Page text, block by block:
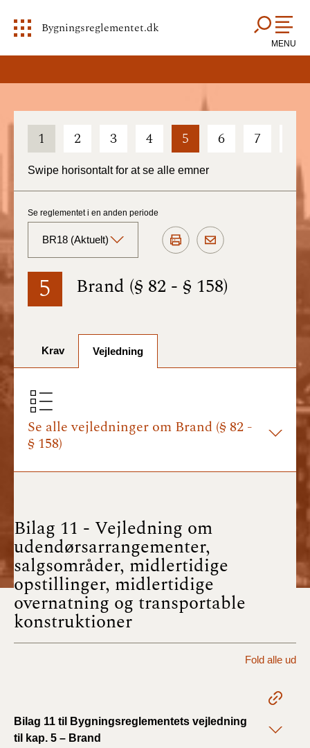
Bygningsreglementet.dk
MENU
1 2 3 4 5 6 7
Swipe horisontalt for at se alle emner
5 Brand (§ 82 - § 158)
Se reglementet i en anden periode
BR18 (Aktuelt)
BR18 (Aktuelt)
BR18 (1/1-30/6
BR18 (1/7- 31/12
2024)
2024)
BR18 (17/9 - 31/12
2022)
BR18 (1/7 - 16/9
2022)
Krav Vejledning
Se alle vejledninger om Brand (§ 82 -
§ 158)
Bilag 11 - Vejledning om
udendørsarrangementer,
salgsområder, midlertidige
opstillinger, midlertidige
overnatning og transportable
konstruktioner
Fold alle ud
Bilag 11 til Bygningsreglementets vejledning
til kap. 5 – Brand